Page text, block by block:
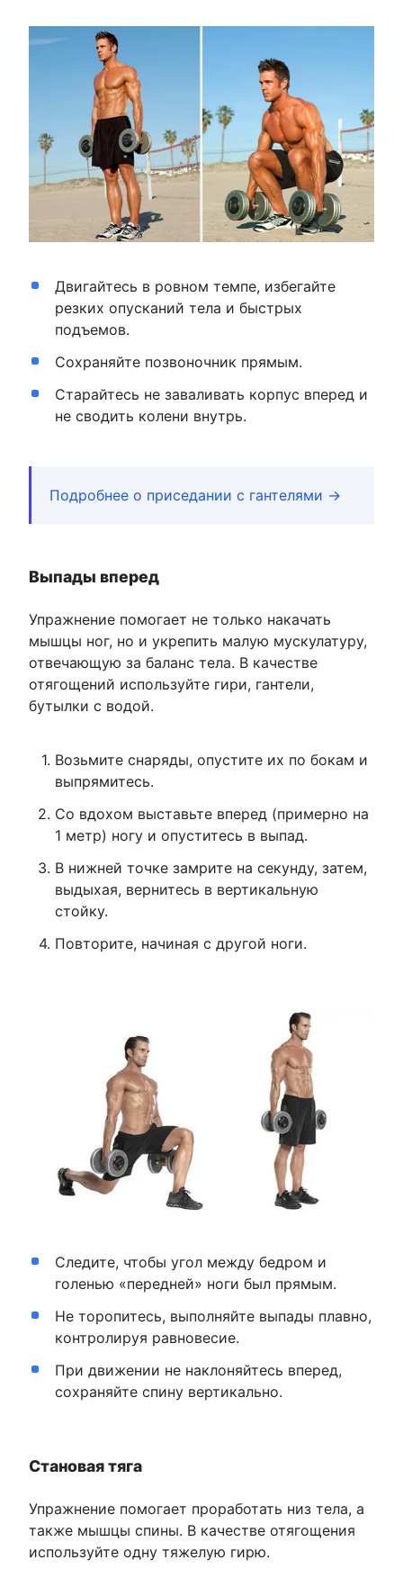
Двигайтесь в ровном темпе, избегайте
резких опусканий тела и быстрых
подъемов.
Сохраняйте позвоночник прямым.
Старайтесь не заваливать корпус вперед и
не сводить колени внутрь.
Подробнее о приседании с гантелями →
Выпады вперед
Упражнение помогает не только накачать
мышцы ног, но и укрепить малую мускулатуру,
отвечающую за баланс тела. В качестве
отягощений используйте гири, гантели,
бутылки с водой.
Возьмите снаряды, опустите их по бокам и
выпрямитесь.
Со вдохом выставьте вперед (примерно на
1 метр) ногу и опуститесь в выпад.
В нижней точке замрите на секунду, затем,
выдыхая, вернитесь в вертикальную
стойку.
Повторите, начиная с другой ноги.
Следите, чтобы угол между бедром и
голенью «передней» ноги был прямым.
Не торопитесь, выполняйте выпады плавно,
контролируя равновесие.
При движении не наклоняйтесь вперед,
сохраняйте спину вертикально.
Становая тяга
Упражнение помогает проработать низ тела, а
также мышцы спины. В качестве отягощения
используйте одну тяжелую гирю.